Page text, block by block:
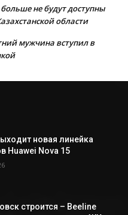
не будут доступны
области
мужчина вступил в
новая линейка
Huawei Nova 15
строится – Beeline